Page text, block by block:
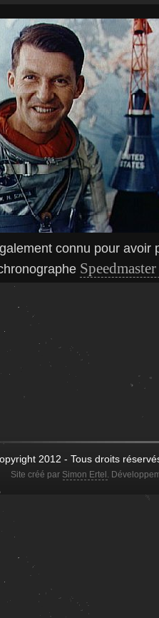
connu pour avoir
2012 - Tous droits
Site créé par Simon Ertel .